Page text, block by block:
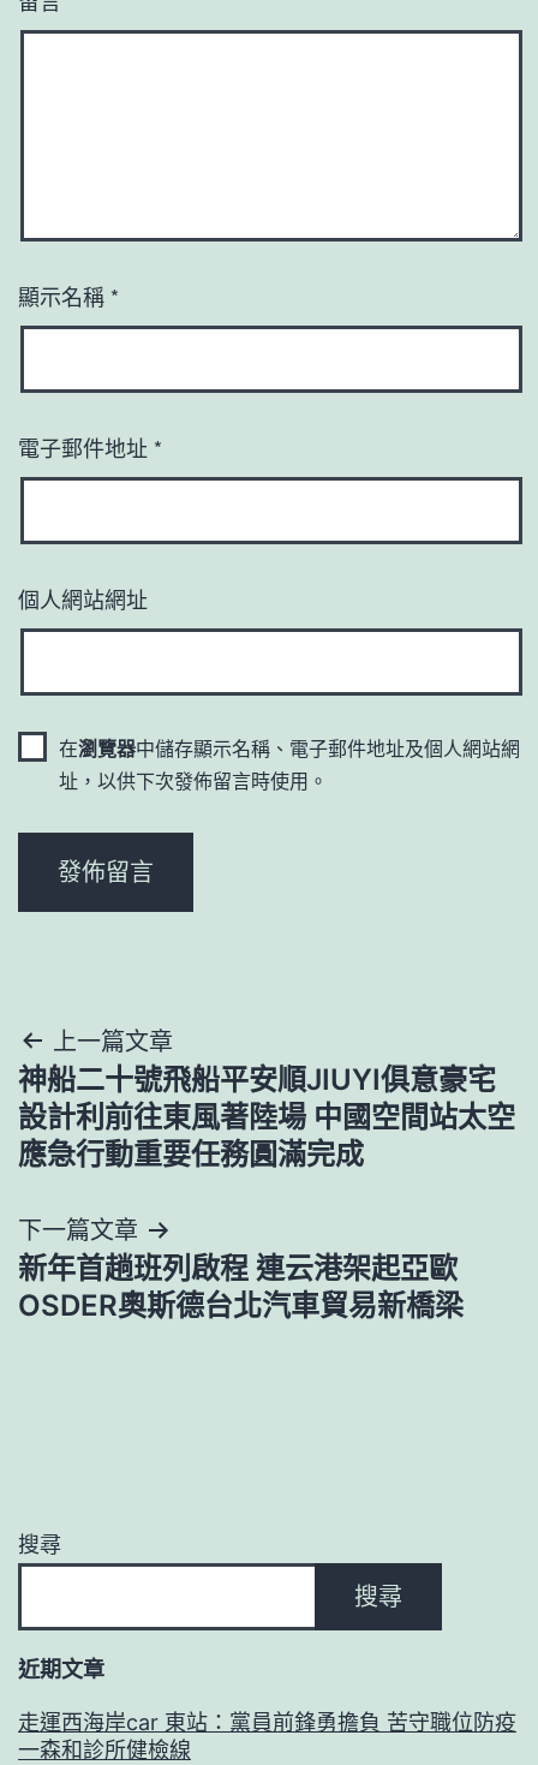
顯示名稱 *
電子郵件地址 *
個人網站網址
在瀏覽器中儲存顯示名稱、電子郵件地址及個人網站網
址，以供下次發佈留言時使用。
文
章
導
覽
上一篇文章
神船二十號飛船平安順JIUYI俱意豪宅
設計利前往東風著陸場 中國空間站太空
應急行動重要任務圓滿完成
下一篇文章
新年首趟班列啟程 連云港架起亞歐
OSDER奧斯德台北汽車貿易新橋梁
搜尋
搜尋
近期文章
走運西海岸car 東站：黨員前鋒勇擔負 苦守職位防疫
一森和診所健檢線